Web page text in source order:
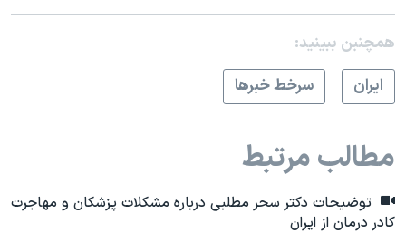
همچنبن ببینید:
ايران
سرخط خبرها
مطالب مرتبط
توضیحات دکتر سحر مطلبی درباره مشکلات پزشکان و مهاجرت
کادر درمان از ایران